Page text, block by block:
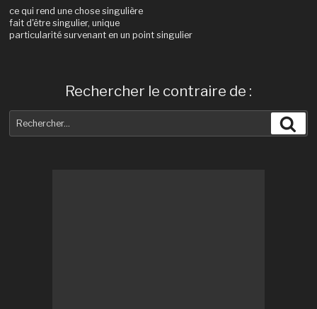
ce qui rend une chose singulière
fait d'être singulier, unique
particularité survenant en un point singulier
Rechercher le contraire de :
pour